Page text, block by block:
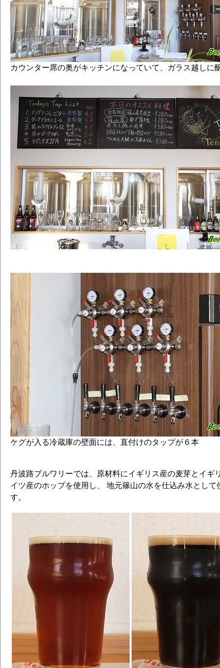
カウンター席の奥がキッチンになっていて、ガラス越しに
ケグが入る冷蔵庫の壁面には、直付けのタップが６本
丹波路ブルワリーでは、原材料にイギリス産の麦芽とイギ
イツ産のホップを使用し、 地元篠山の水を仕込み水として
す。